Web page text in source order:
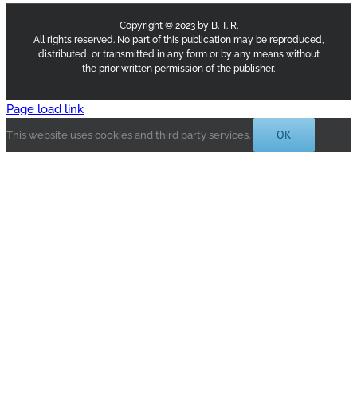
Copyright © 2023 by B. T. R.
All rights reserved. No part of this publication may be reproduced,
distributed, or transmitted in any form or by any means without
the prior written permission of the publisher.
Page load link
This website uses cookies and third party services. OK